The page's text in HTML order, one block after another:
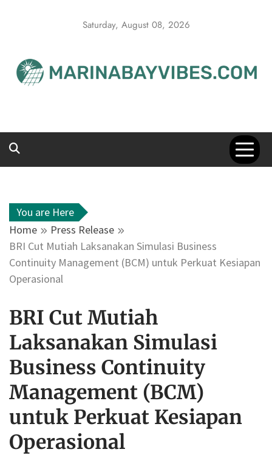
Saturday, August 08, 2026
You are Here
Home
Press Release
BRI Cut Mutiah Laksanakan Simulasi Business
Continuity Management (BCM) untuk Perkuat Kesiapan
Operasional
BRI Cut Mutiah
Laksanakan Simulasi
Business Continuity
Management (BCM)
untuk Perkuat Kesiapan
Operasional